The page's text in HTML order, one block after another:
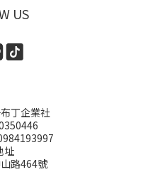
US
丁企業社
址
路464號